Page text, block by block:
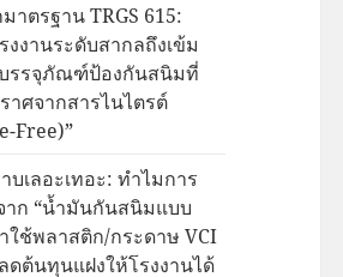
มาตรฐาน TRGS 615:
งงานระดับสากลถึงเข้ม
รรจุภัณฑ์ป้องกันสนิมที่
าศจากสารไนไตรต์
Free)”
บเลอะเทอะ: ทำไมการ
าก “น้ำมันกันสนิมแบบ
ใช้พลาสติก/กระดาษ VCI
ดต้นทุนแฝงให้โรงงานได้